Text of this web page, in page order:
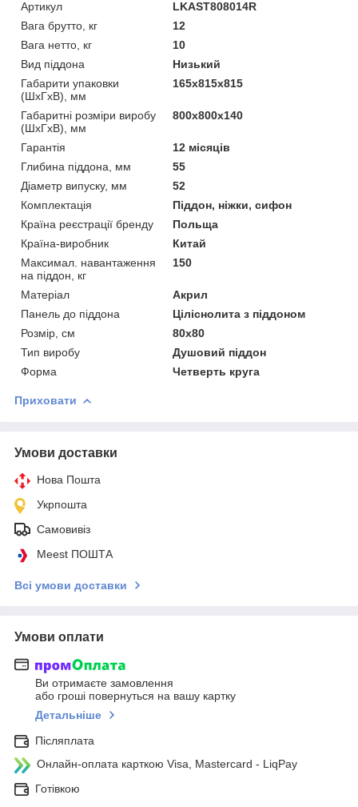
Артикул
LKAST808014R
Вага брутто, кг
12
Вага нетто, кг
10
Вид піддона
Низький
Габарити упаковки
(ШхГхВ), мм
165х815х815
Габаритні розміри виробу
(ШхГхВ), мм
800х800х140
Гарантія
12 місяців
Глибина піддона, мм
55
Діаметр випуску, мм
52
Комплектація
Піддон, ніжки, сифон
Країна реєстрації бренду
Польща
Країна-виробник
Китай
Максимал. навантаження
на піддон, кг
150
Матеріал
Акрил
Панель до піддона
Ціліснолита з піддоном
Розмір, см
80x80
Тип виробу
Душовий піддон
Форма
Четверть круга
Приховати
Умови доставки
Нова Пошта
Укрпошта
Самовивіз
Meest ПОШТА
Всі умови доставки
Умови оплати
Ви отримаєте замовлення
або гроші повернуться на вашу картку
Детальніше
Післяплата
Онлайн-оплата карткою Visa, Mastercard - LiqPay
Готівкою